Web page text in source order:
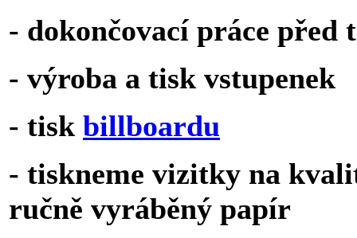
- dokončovací práce před
- výroba a tisk vstupenek
- tisk billboardu
- tiskneme vizitky na
ručně vyráběný papír